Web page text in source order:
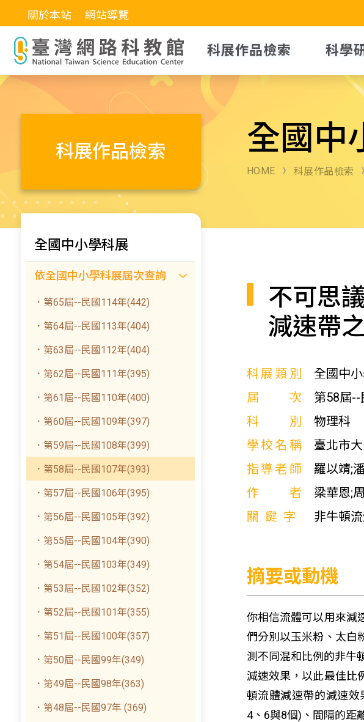
關於本站 網站導覽
科展作品檢索 科學
科展作品檢索 全國中
HOME 科展作品檢索
全國中小學科展
依全國中小學科展屆次查詢
．第65屆--民國114年(442)
．第64屆--民國113年(404)
．第63屆--民國112年(404)
．第62屆--民國111年(395)
．第61屆--民國110年(400)
．第60屆--民國109年(397)
．第59屆--民國108年(399)
．第58屆--民國107年(393)
．第57屆--民國106年(395)
．第56屆--民國105年(392)
．第55屆--民國104年(390)
．第54屆--民國103年(349)
．第53屆--民國102年(352)
．第52屆--民國101年(355)
．第51屆--民國100年(357)
．第50屆--民國99年(349)
．第49屆--民國98年(363)
．第48屆--民國97年 (369)
不可思
減速帶
科展類別
全國中
屆次
第58屆--
科別
物理科
學校名稱
臺北市
指導老師
羅以靖;
作者
梁華恩;
關鍵字
非牛頓
摘要或動機
你相信流體可以用來減
們分別以玉米粉、太白
測不同混和比例的非牛
減速效果，以此最佳比
頓流體減速帶的減速效
4、6與8個)、間隔的距